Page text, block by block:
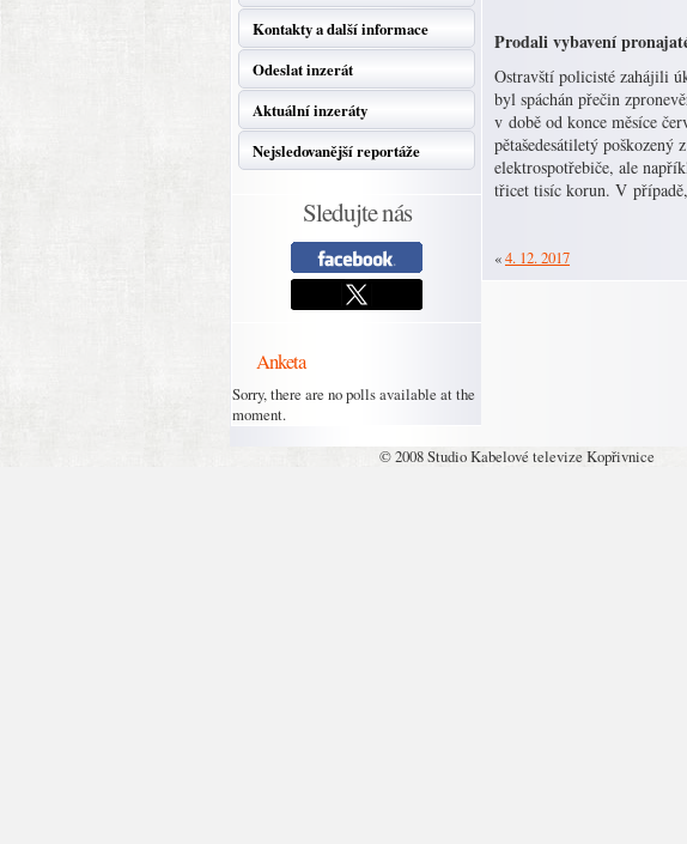
Kontakty a další informace
Odeslat inzerát
Aktuální inzeráty
Nejsledovanější reportáže
Sledujte nás
Anketa
Sorry, there are no polls available at the
moment.
Prodali vybavení
Ostravští policisté zahájili
byl spáchán přečin
v době od konce měsíce
pětašedesátiletý
elektrospotřebiče, ale
třicet tisíc korun. V
«4. 12. 2017
© 2008 Studio Kabelové televize Kopřivnice